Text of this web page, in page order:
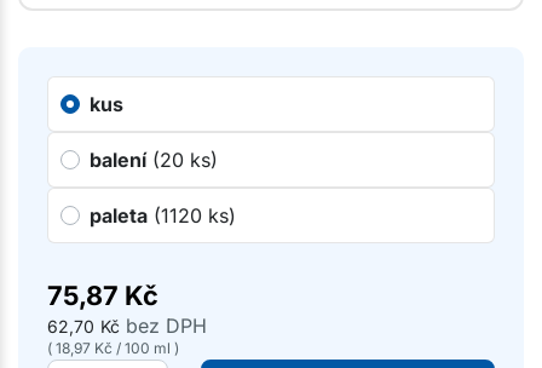
kus
balení (20 ks)
paleta (1120 ks)
75,87 Kč
62,70 Kč bez DPH
( 18,97 Kč / 100 ml )